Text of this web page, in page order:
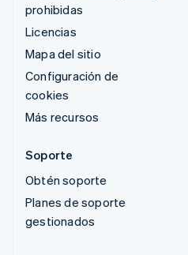
prohibidas
Licencias
Mapa del sitio
Configuración de
cookies
Más recursos
Soporte
Obtén soporte
Planes de soporte
gestionados